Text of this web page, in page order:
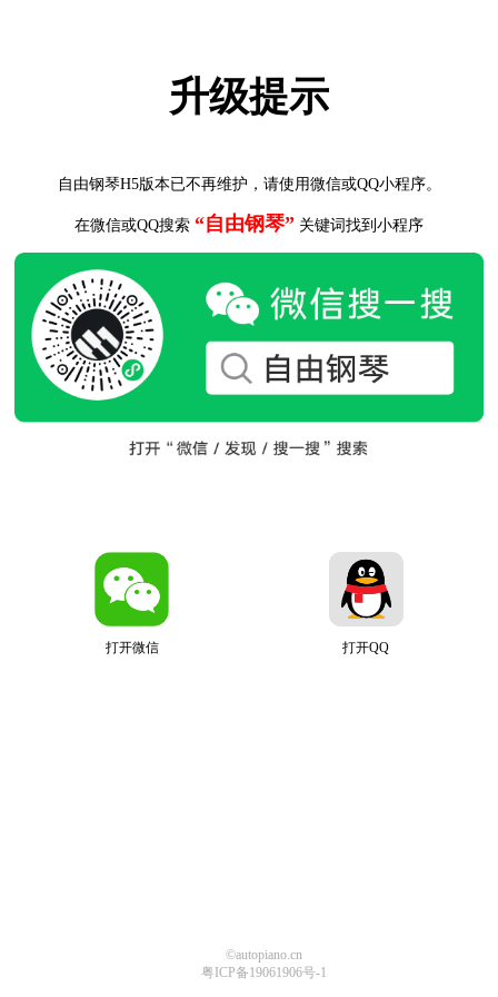
升级提示
自由钢琴H5版本已不再维护，请使用微信或QQ小程序。
在微信或QQ搜索 “自由钢琴” 关键词找到小程序
打开微信 打开QQ
©autopiano.cn
粤ICP备19061906号-1